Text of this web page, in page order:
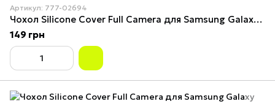
Артикул: 777-02694
Чохол Silicone Cover Full Camera для Samsung Galaxy A05s (A057) Elegant Purple
149 грн